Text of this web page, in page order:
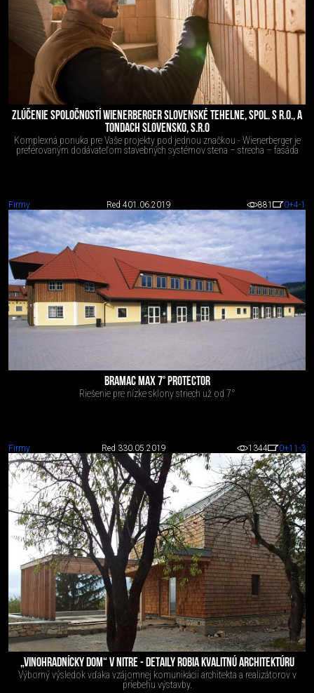
ZLÚČENIE SPOLOČNOSTÍ WIENERBERGER SLOVENSKÉ TEHELNE, SPOL. S R.O., A
TONDACH SLOVENSKO, S.R.O
Komplexná ponuka pre Vaše projekty pod jednou značkou - Wienerberger je
preferovaným dodávateľom stavebných systémov stena – strecha – fasáda
Firmy Red 401.06.2019 881 0+4-1
BRAMAC MAX 7° PROTECTOR
Riešenie pre nízke sklony striech už od 7°
Firmy Red 330.05.2019 1344 0+11 -3
„VINOHRADNÍCKY DOM“ V NITRE - DETAILY ROBIA KVALITNÚ ARCHITEKTÚRU
Výborný výsledok vďaka vzájomnej komunikácii architekta a realizátorov v
priebehu výstavby.